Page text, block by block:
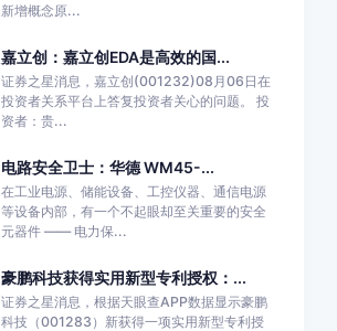
新增概念原...
嘉立创：嘉立创EDA是高效的国...
证券之星消息，嘉立创(001232)08月06日在
投资者关系平台上答复投资者关心的问题。 投
资者：贵...
电路安全卫士：华德 WM45-...
在工业电源、储能设备、工控仪器、通信电源
等设备内部，有一个不起眼却至关重要的安全
元器件 —— 电力保...
豪鹏科技获得实用新型专利授权：...
证券之星消息，根据天眼查APP数据显示豪鹏
科技（001283）新获得一项实用新型专利授